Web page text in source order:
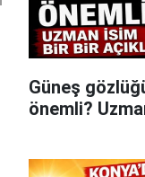
Güneş
önemli?